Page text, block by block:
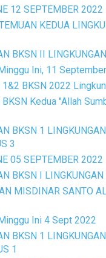
12 SEPTEMBER 2022
KEDUA
BKSN II
Ini, 11
1&2 BKSN 2022
Kedua "Allah
BKSN 1
3
05 SEPTEMBER 2022
BKSN I
MISDINAR SANTO
Ini 4 Sept 2022
BKSN 1
1